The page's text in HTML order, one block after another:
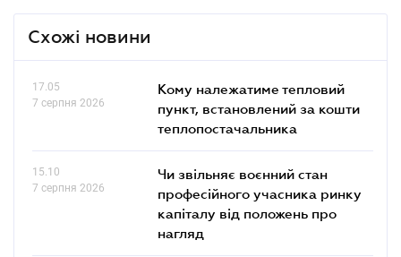
Схожі новини
17.05
7 серпня 2026
Кому належатиме тепловий
пункт, встановлений за кошти
теплопостачальника
15.10
7 серпня 2026
Чи звільняє воєнний стан
професійного учасника ринку
капіталу від положень про
нагляд